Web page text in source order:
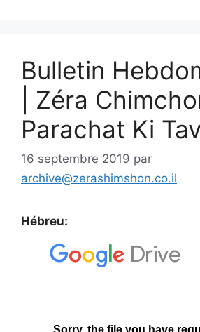
Bulletin
| Zéra
Parachat Ki
16 septembre 2019 par
archive@zerashimshon.co.il
Hébreu: